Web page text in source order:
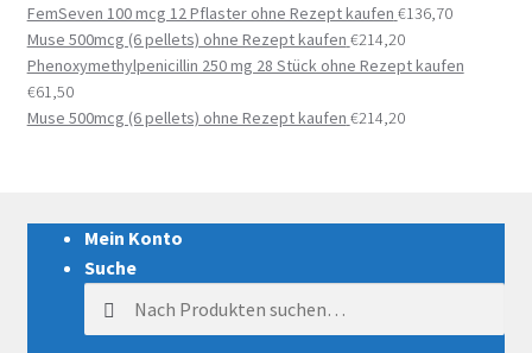
FemSeven 100 mcg 12 Pflaster ohne Rezept kaufen €136,70
Muse 500mcg (6 pellets) ohne Rezept kaufen €214,20
Phenoxymethylpenicillin 250 mg 28 Stück ohne Rezept kaufen
€61,50
Muse 500mcg (6 pellets) ohne Rezept kaufen €214,20
Mein Konto
Suche